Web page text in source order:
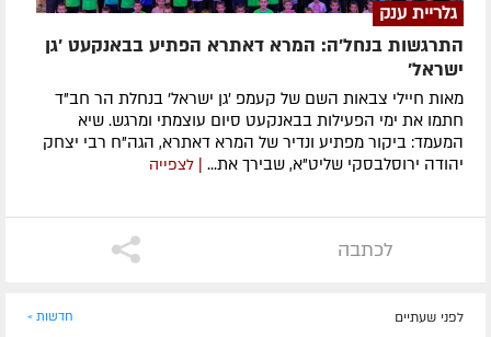
גלריית ענק
התרגשות בנחל'ה: המרא דאתרא הפתיע בבאנקעט 'גן
ישראל'
מאות חיילי צבאות השם של קעמפ 'גן ישראל' בנחלת הר חב"ד
חתמו את ימי הפעילות בבאנקעט סיום עוצמתי ומרגש. שיא
המעמד: ביקור מפתיע ונדיר של המרא דאתרא, הגה"ח רבי יצחק
יהודה ירוסלבסקי שליט"א, שבירך את...
| לצפייה
לכתבה
לפני שעתיים חדשות »